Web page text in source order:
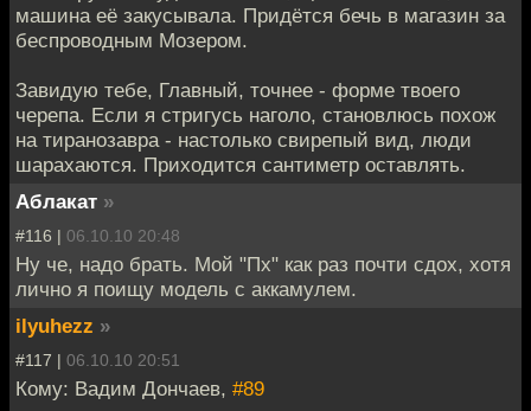
машина её закусывала. Придётся бечь в магазин за
беспроводным Мозером.
Завидую тебе, Главный, точнее - форме твоего
черепа. Если я стригусь наголо, становлюсь похож
на тиранозавра - настолько свирепый вид, люди
шарахаются. Приходится сантиметр оставлять.
Аблакат »
#116 | 06.10.10 20:48
Ну че, надо брать. Мой "Пх" как раз почти сдох, хотя
лично я поищу модель с аккамулем.
ilyuhezz »
#117 | 06.10.10 20:51
Кому: Вадим Дончаев, #89